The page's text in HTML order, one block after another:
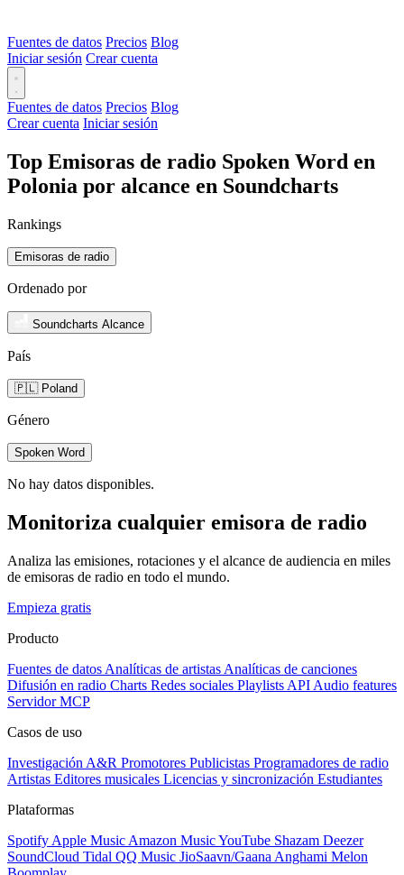
Fuentes de datos Precios Blog
Iniciar sesión Crear cuenta
Fuentes de datos Precios Blog
Crear cuenta Iniciar sesión
Top Emisoras de radio Spoken Word en
Polonia por alcance en Soundcharts
Rankings
Emisoras de radio
Ordenado por
Soundcharts Alcance
País
🇵🇱 Poland
Género
Spoken Word
No hay datos disponibles.
Monitoriza cualquier emisora de radio
Analiza las emisiones, rotaciones y el alcance de audiencia en miles
de emisoras de radio en todo el mundo.
Empieza gratis
Producto
Fuentes de datos Analíticas de artistas Analíticas de canciones
Difusión en radio Charts Redes sociales Playlists API Audio features
Servidor MCP
Casos de uso
Investigación A&R Promotores Publicistas Programadores de radio
Artistas Editores musicales Licencias y sincronización Estudiantes
Plataformas
Spotify Apple Music Amazon MusicYouTube Shazam Deezer
SoundCloud Tidal QQ Music JioSaavn/Gaana Anghami Melon